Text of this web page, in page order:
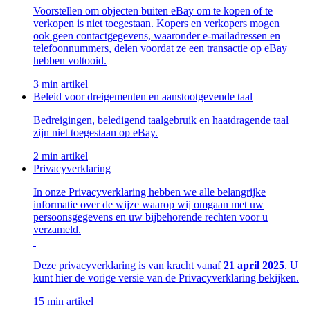
Voorstellen om objecten buiten eBay om te kopen of te
verkopen is niet toegestaan. Kopers en verkopers mogen
ook geen contactgegevens, waaronder e-mailadressen en
telefoonnummers, delen voordat ze een transactie op eBay
hebben voltooid.
3 min artikel
Beleid voor dreigementen en aanstootgevende taal
Bedreigingen, beledigend taalgebruik en haatdragende taal
zijn niet toegestaan op eBay.
2 min artikel
Privacyverklaring
In onze Privacyverklaring hebben we alle belangrijke
informatie over de wijze waarop wij omgaan met uw
persoonsgegevens en uw bijbehorende rechten voor u
verzameld.
Deze privacyverklaring is van kracht vanaf21 april 2025. U
kunt hier de vorige versie van de Privacyverklaring bekijken.
15 min artikel